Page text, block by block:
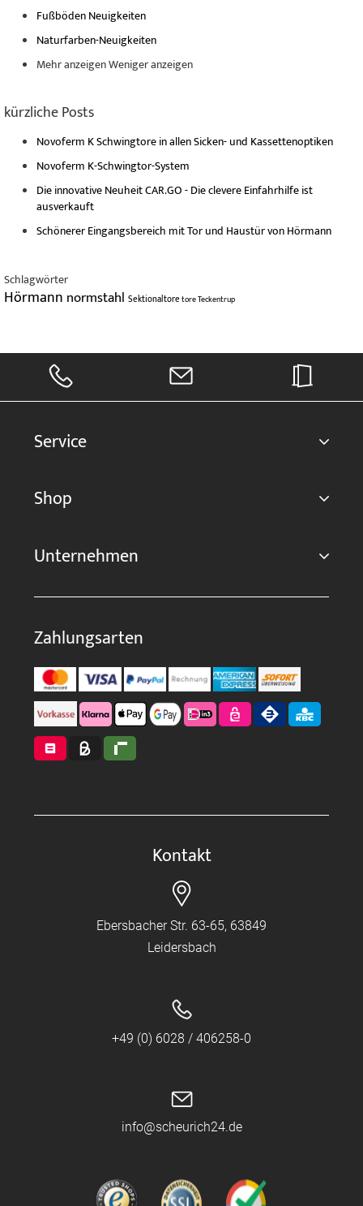
Fußböden Neuigkeiten
Naturfarben-Neuigkeiten
Mehr anzeigenWeniger anzeigen
kürzliche Posts
Novoferm K Schwingtore in allen Sicken- und Kassettenoptiken
Novoferm K-Schwingtor-System
Die innovative Neuheit CAR.GO - Die clevere Einfahrhilfe ist
ausverkauft
Schönerer Eingangsbereich mit Tor und Haustür von Hörmann
Schlagwörter
Hörmann normstahl SektionaltoretoreTeckentrup
Service
Shop
Unternehmen
Zahlungsarten
Kontakt
Ebersbacher Str. 63-65, 63849
Leidersbach
+49 (0) 6028 / 406258-0
info@scheurich24.de